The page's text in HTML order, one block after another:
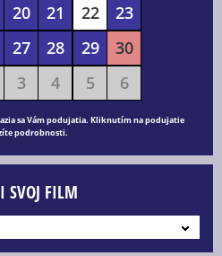
20 21 22
23
27 28 29
30
3 4 5 6
sa Vám podujatia. Kliknutím na podujatie
podrobnosti.
SVOJ FILM